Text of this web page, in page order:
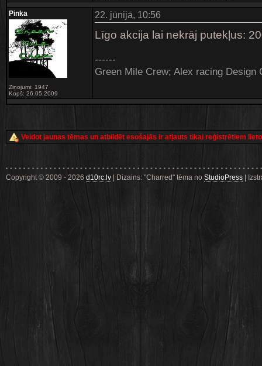
Pinka
Ziņojumi: 1947
Kopš: 26.05.2009
22. jūnijā, 10:56
Līgo akcija lai nekrāj putekļus:
------
Green Mile Crew; Alex racing Design
Veidot jaunas tēmas un atbildēt esošajās ir atļauts tikai reģistrētiem
Copyright © 2009 - 2026 d10rc.lv | Dizains: "Charred" tēma no StudioPress |